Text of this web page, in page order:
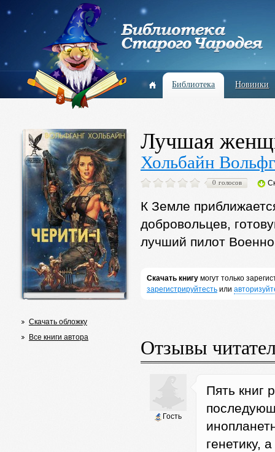
Библиотека Новинки
Скачать обложку
Все книги автора
Лучшая
Хольбайн
0 голосов
К Земле
добровольцев,
лучший пилот
Скачать книгумогут только
зарегистрируйтестьили
Отзывы
Гость
Пять книг
генетику,